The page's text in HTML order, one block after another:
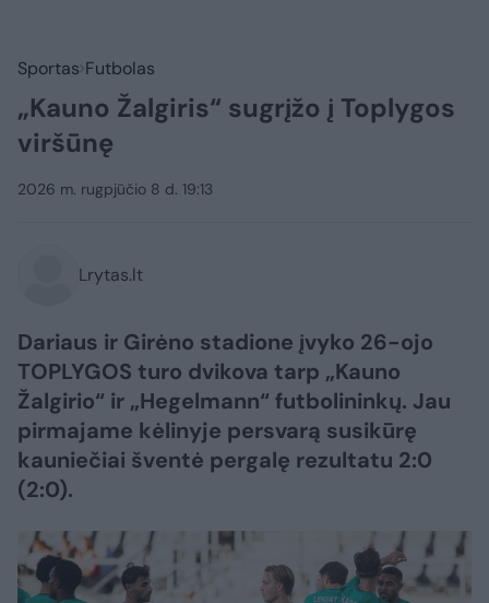
Sportas Futbolas
„Kauno Žalgiris“ sugrįžo į Toplygos
viršūnę
2026 m. rugpjūčio 8 d. 19:13
Lrytas.lt
Dariaus ir Girėno stadione įvyko 26-ojo
TOPLYGOS turo dvikova tarp „Kauno
Žalgirio“ ir „Hegelmann“ futbolininkų. Jau
pirmajame kėlinyje persvarą susikūrę
kauniečiai šventė pergalę rezultatu 2:0
(2:0).